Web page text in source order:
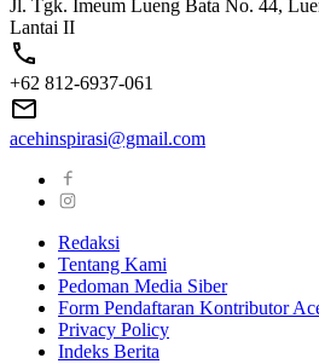
Jl. Tgk. Imeum Lueng Bata No. 44,
Lantai II
+62 812-6937-061
acehinspirasi@gmail.com
Redaksi
Tentang Kami
Pedoman Media Siber
Form Pendaftaran Kontributor
Privacy Policy
Indeks Berita